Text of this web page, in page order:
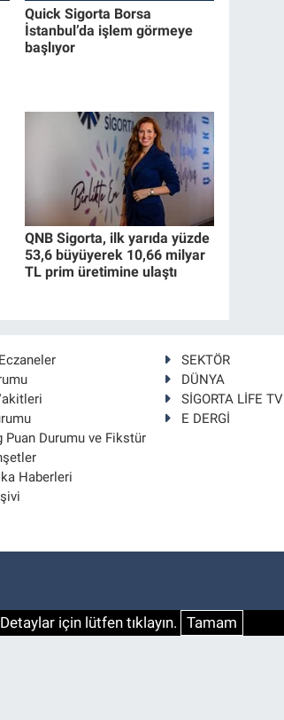
Quick Sigorta Borsa
İstanbul’da işlem görmeye
başlıyor
QNB Sigorta, ilk yarıda yüzde
53,6 büyüyerek 10,66 milyar
TL prim üretimine ulaştı
Puan Durumu ve Fikstür
Haberleri
SEKTÖR
DÜNYA
SİGORTA LİFE TV
E DERGİ
için lütfen tıklayın. Tamam